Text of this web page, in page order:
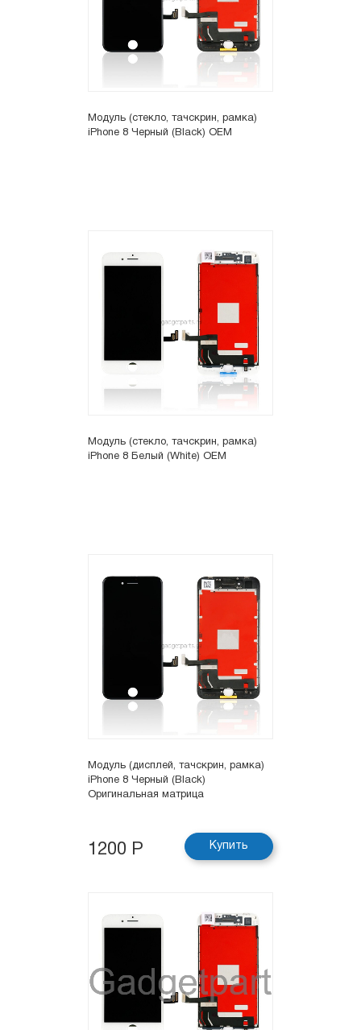
Модуль (стекло, тачскрин, рамка)
iPhone 8 Черный (Black) OEM
Модуль (стекло, тачскрин, рамка)
iPhone 8 Белый (White) OEM
Модуль (дисплей, тачскрин, рамка)
iPhone 8 Черный (Black)
Оригинальная матрица
1200 Р Купить